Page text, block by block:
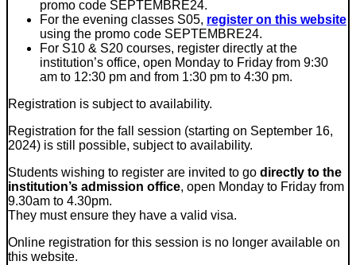
promo code SEPTEMBRE24.
For the evening classes S05, register on this website
using the promo code SEPTEMBRE24.
For S10 & S20 courses, register directly at the
institution’s office, open Monday to Friday from 9:30
am to 12:30 pm and from 1:30 pm to 4:30 pm.
Registration is subject to availability.
Registration for the fall session (starting on September 16,
2024) is still possible, subject to availability.
Students wishing to register are invited to go directly to the
institution’s admission office, open Monday to Friday from
9.30am to 4.30pm.
They must ensure they have a valid visa.
Online registration for this session is no longer available on
this website.